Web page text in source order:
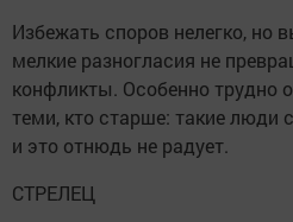
Избежать споров нелегко, но
мелкие разногласия не
конфликты. Особенно трудно
теми, кто старше: такие люди
и это отнюдь не радует.
СТРЕЛЕЦ